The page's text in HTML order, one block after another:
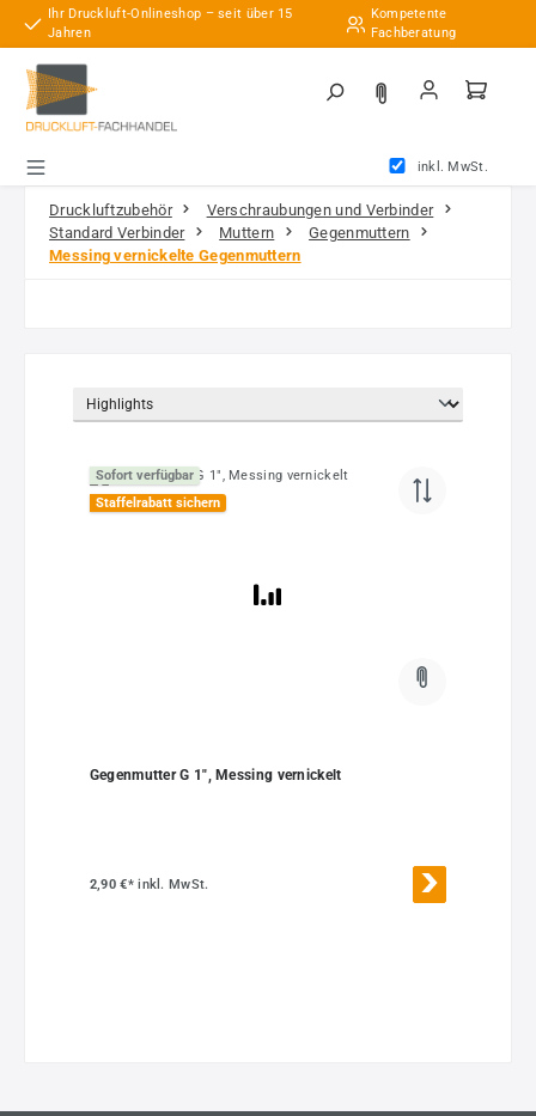
Zum Hauptinhalt springen
Ihr Druckluft-Onlineshop – seit über 15
Jahren
Kompetente
Fachberatung
inkl. MwSt.
Druckluftzubehör
Verschraubungen und Verbinder
Standard Verbinder
Muttern
Gegenmuttern
Messing vernickelte Gegenmuttern
Sofort verfügbar
Staffelrabatt sichern
Gegenmutter G 1", Messing vernickelt
2,90 €*inkl. MwSt.